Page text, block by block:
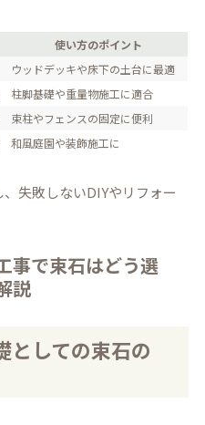
使い方のポイント
ウッドデッキや床下の土台に最適
柱脚基礎や重量物施工に適合
束柱やフェンスの固定に便利
和風庭園や装飾施工に
失敗しないDIYやリフォー
事で束石はどう選
説
としての束石の